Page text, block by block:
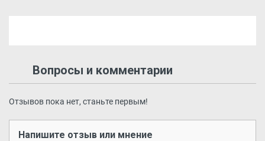
Вопросы и комментарии
Отзывов пока нет, станьте первым!
Напишите отзыв или мнение